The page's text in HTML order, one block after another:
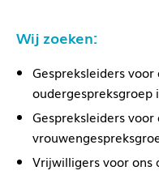
Wij zoeken:
Gespreksleiders
oudergespreksgroep
Gespreksleiders
Vrijwilligers voor ons